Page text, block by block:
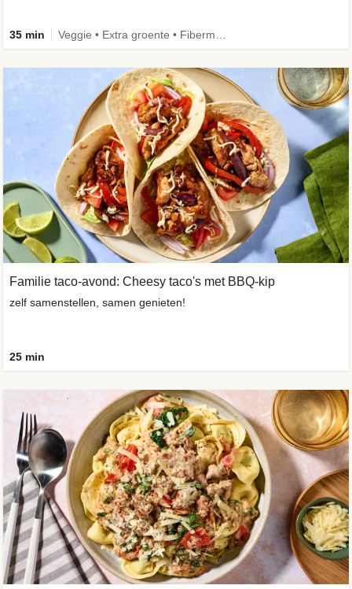
35 min
Familie taco-avond: Cheesy taco's met BBQ-kip
zelf samenstellen, samen genieten!
25 min